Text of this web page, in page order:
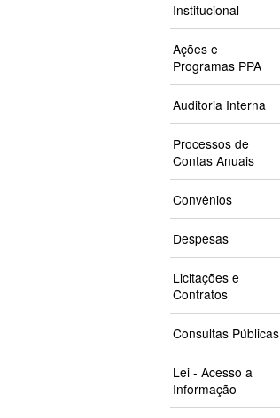
Institucional
Ações e
Programas PPA
Auditoria Interna
Processos de
Contas Anuais
Convênios
Despesas
Licitações e
Contratos
Consultas Públicas
Lei - Acesso a
Informação